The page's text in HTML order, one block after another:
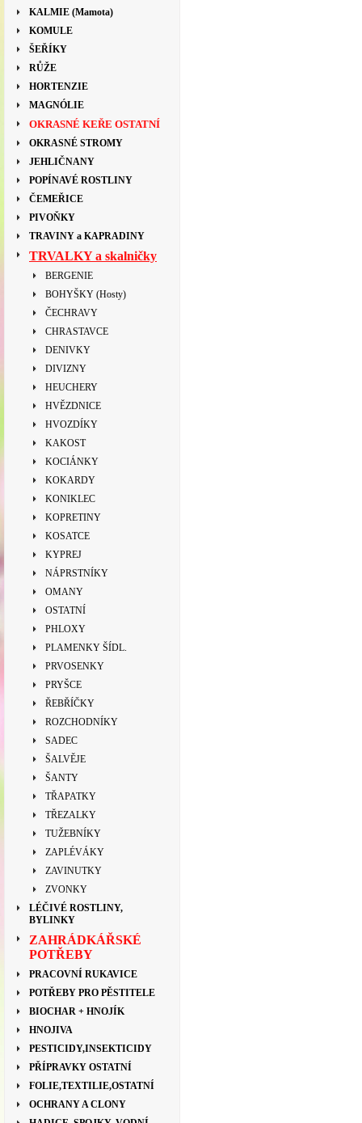
KALMIE (Mamota)
KOMULE
ŠEŘÍKY
RŮŽE
HORTENZIE
MAGNÓLIE
OKRASNÉ KEŘE OSTATNÍ
OKRASNÉ STROMY
JEHLIČNANY
POPÍNAVÉ ROSTLINY
ČEMEŘICE
PIVOŇKY
TRAVINY a KAPRADINY
TRVALKY a skalničky
BERGENIE
BOHYŠKY (Hosty)
ČECHRAVY
CHRASTAVCE
DENIVKY
DIVIZNY
HEUCHERY
HVĚZDNICE
HVOZDÍKY
KAKOST
KOCIÁNKY
KOKARDY
KONIKLEC
KOPRETINY
KOSATCE
KYPREJ
NÁPRSTNÍKY
OMANY
OSTATNÍ
PHLOXY
PLAMENKY ŠÍDL.
PRVOSENKY
PRYŠCE
ŘEBŘÍČKY
ROZCHODNÍKY
SADEC
ŠALVĚJE
ŠANTY
TŘAPATKY
TŘEZALKY
TUŽEBNÍKY
ZAPLÉVÁKY
ZAVINUTKY
ZVONKY
LÉČIVÉ ROSTLINY,
BYLINKY
ZAHRÁDKÁŘSKÉ
POTŘEBY
PRACOVNÍ RUKAVICE
POTŘEBY PRO PĚSTITELE
BIOCHAR + HNOJÍK
HNOJIVA
PESTICIDY,INSEKTICIDY
PŘÍPRAVKY OSTATNÍ
FOLIE,TEXTILIE,OSTATNÍ
OCHRANY A CLONY